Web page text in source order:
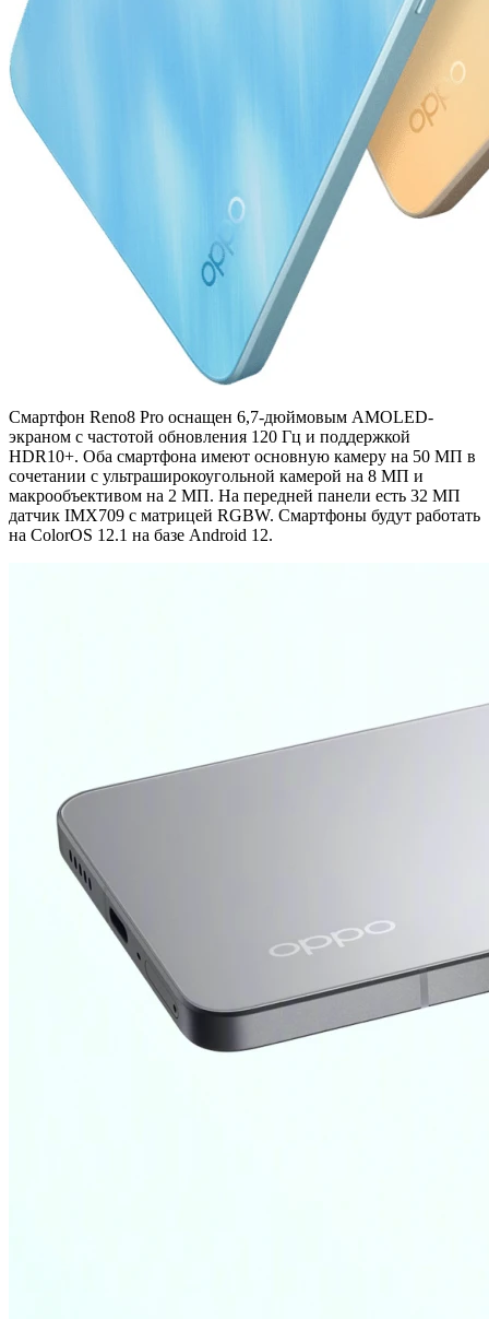
Смартфон Reno8 Pro оснащен 6,7-дюймовым AMOLED-
экраном с частотой обновления 120 Гц и поддержкой
HDR10+. Оба смартфона имеют основную камеру на 50 МП в
сочетании с ультраширокоугольной камерой на 8 МП и
макрообъективом на 2 МП. На передней панели есть 32 МП
датчик IMX709 с матрицей RGBW. Смартфоны будут работать
на ColorOS 12.1 на базе Android 12.